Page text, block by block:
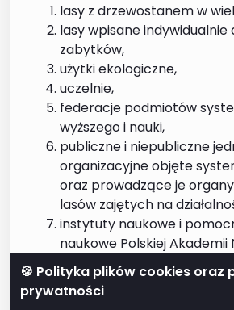
🍪 Polityka plików cookies oraz
prywatności
lasy z drzewostanem w
lasy wpisane indywidualnie
zabytków,
użytki ekologiczne,
uczelnie,
federacje podmiotów
wyższego i nauki,
publiczne i niepubliczne
organizacyjne objęte
oraz prowadzące je
lasów zajętych na
instytuty naukowe i
naukowe Polskiej Akademii
prowadzących zakłady
lub zakłady aktywności
warunkach określonych w